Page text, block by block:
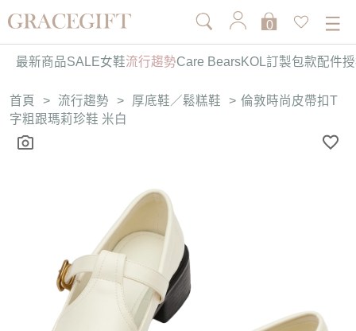
0
最新商品SALE女鞋流行趨勢Care BearsKOL訂製包款配件
首頁 > 流行趨勢 > 厚底鞋／鬆糕鞋 > 倫敦時尚皮帶扣T
字粗跟瑪莉珍鞋 米白